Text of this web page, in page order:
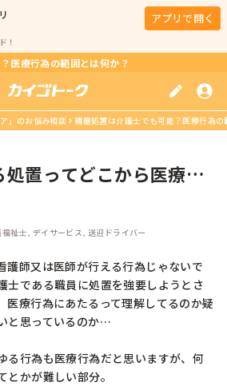
！
アプリで開く
医療行為の範囲とは何か？
ア」のお悩み相談 褥瘡処置は介護士でも可能？医療行為
置ってどこから医療行
祉士, デイサービス, 送迎ドライバー
護師又は医師が行える行為じゃないで
士である職員に処置を強要しようとさ
医療行為にあたるって理解してるのか疑
と思っているのか…
る行為も医療行為だと思いますが、何
かが難しい部分。